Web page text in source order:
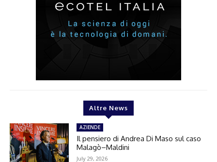
Altre News
AZIENDE
Il pensiero di Andrea Di Maso sul caso
Malagò–Maldini
July 29, 2026